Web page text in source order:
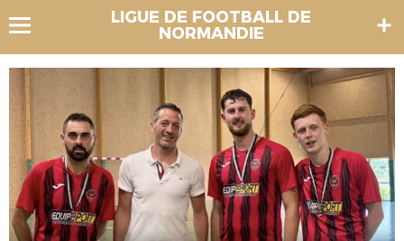
LIGUE DE FOOTBALL DE
NORMANDIE